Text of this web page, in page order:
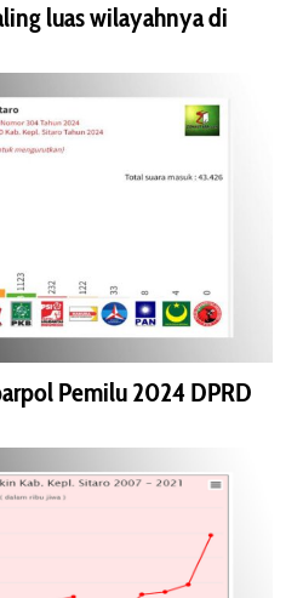
luas wilayahnya di
Pemilu 2024 DPRD